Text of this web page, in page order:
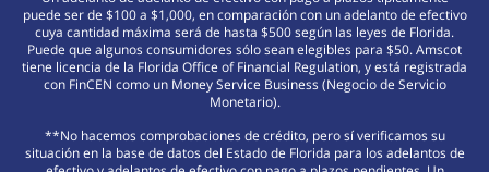
puede ser de $100 a $1,000, en comparación con un adelanto de efectivo
cuya cantidad máxima será de hasta $500 según las leyes de Florida.
Puede que algunos consumidores sólo sean elegibles para $50. Amscot
tiene licencia de la Florida Office of Financial Regulation, y está registrada
con FinCEN como un Money Service Business (Negocio de Servicio
Monetario).
**No hacemos comprobaciones de crédito, pero sí verificamos su
situación en la base de datos del Estado de Florida para los adelantos de